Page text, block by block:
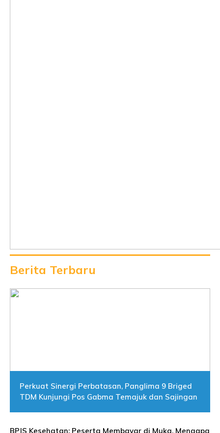
Berita Terbaru
Perkuat Sinergi Perbatasan, Panglima 9 Briged
TDM Kunjungi Pos Gabma Temajuk dan Sajingan
BPJS Kesehatan: Peserta Membayar di Muka, Mengapa